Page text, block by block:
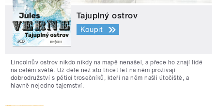
Tajuplný ostrov
Koupit
Lincolnův ostrov nikdo nikdy na mapě nenašel, a přece ho znají lidé
na celém světě. Už déle než sto třicet let na něm prožívají
dobrodružství s pěticí trosečníků, kteří na něm našli útočiště, a
hlavně nejedno tajemství.